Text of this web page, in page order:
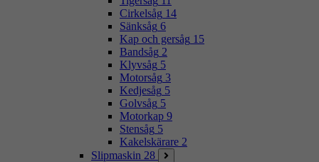
Cirkelsåg 14
Sänksåg 6
Kap och gersåg 15
Bandsåg 2
Klyvsåg 5
Motorsåg 3
Kedjesåg 5
Golvsåg 5
Motorkap 9
Stensåg 5
Kakelskärare 2
Slipmaskin 28